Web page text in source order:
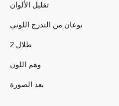
تقليل الألوان
نوعان من التدرج اللوني
2 ظلال
وهم اللون
بعد الصورة